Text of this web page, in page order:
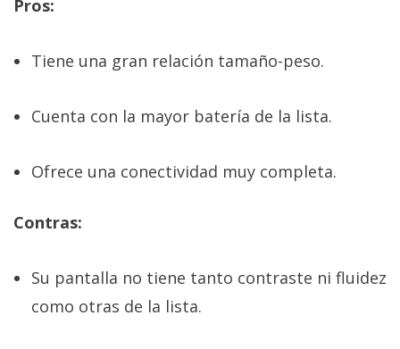
Pros:
Tiene una gran relación tamaño-peso.
Cuenta con la mayor batería de la lista.
Ofrece una conectividad muy completa.
Contras:
Su pantalla no tiene tanto contraste ni fluidez
como otras de la lista.